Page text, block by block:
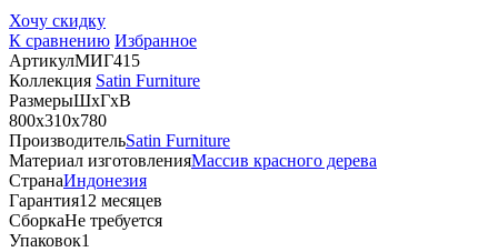
Хочу скидку
К сравнению Избранное
АртикулМИГ415
Коллекция Satin Furniture
РазмерыШхГхВ
800х310х780
ПроизводительSatin Furniture
Материал изготовленияМассив красного дерева
СтранаИндонезия
Гарантия12 месяцев
СборкаНе требуется
Упаковок1